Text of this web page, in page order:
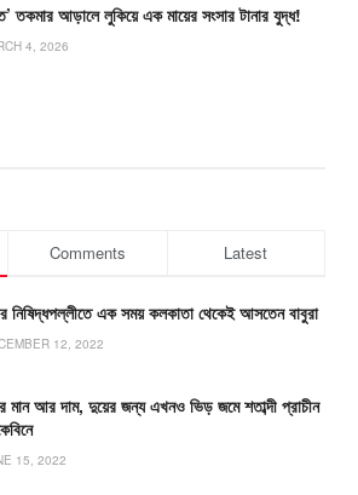
তকমার আড়ালে লুকিয়ে এক মায়ের সংসার টানার যুদ্ধ!
4, 2026
Comments Latest
নিষিদ্ধপল্লীতে এক সময় কলকাতা থেকেই আসতেন বাবুরা
12, 2022
মান আর দাম, দুয়ের জন্য এখনও ভিড় জমে শতাব্দী প্রাচীন
15, 2022